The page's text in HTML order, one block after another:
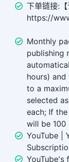
下单链接:
https://
Monthly
publishing
hours)
to a
selected
each; If
will be 100
YouTube |
YouTube's